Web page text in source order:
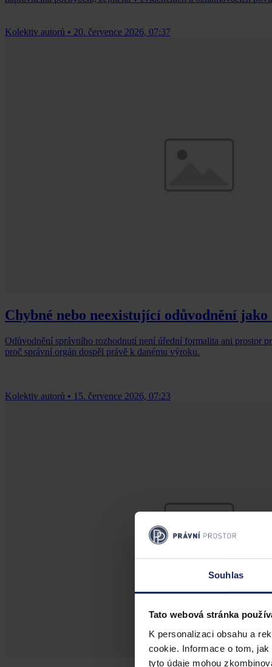
Souhlas
Tato webová stránka
K personalizaci obsahu a
cookie. Informace o tom,
tyto údaje mohou
Kolektiv autorů • 20. července 2026, 07:37
Chybné nebo neexistující odůvodnění
Odůvodnění správního rozhodnutí není úřední formalita ani prostor
proč správní orgán dospěl právě k danému výroku.
Kolektiv autorů • 15. července 2026, 07:23